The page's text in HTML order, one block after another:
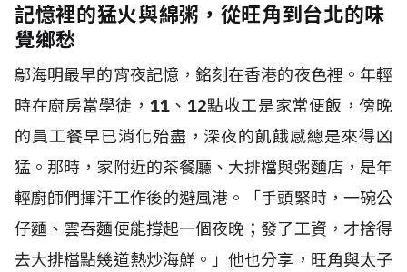
記憶裡的猛火與綿粥，從旺角到台北的味
覺鄉愁
鄔海明最早的宵夜記憶，銘刻在香港的夜色裡。年輕
時在廚房當學徒， 11、 12點收工是家常便飯，傍晚
的員工餐早已消化殆盡，深夜的飢餓感總是來得凶
猛。那時，家附近的茶餐廳、大排檔與粥麵店，是年
輕廚師們揮汗工作後的避風港。「手頭緊時，一碗公
仔麵、雲吞麵便能撐起一個夜晚；發了工資，才捨得
去大排檔點幾道熱炒海鮮。」他也分享，旺角與太子